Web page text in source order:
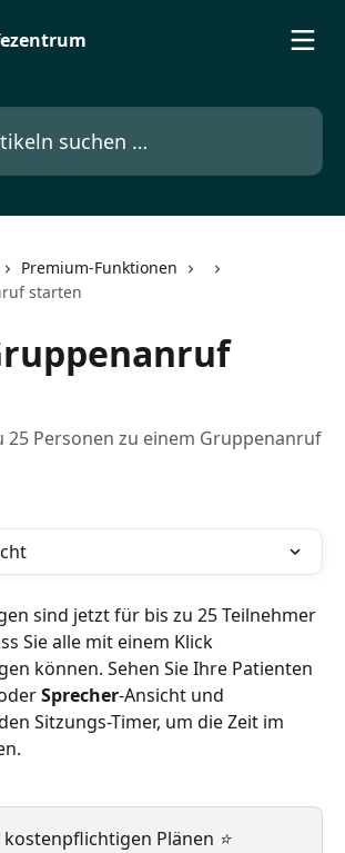
…
Premium-Funktionen
starten
25 Personen zu einem Gruppenanruf
sind jetzt für bis zu 25 Teilnehmer
Sie alle mit einem Klick
können. Sehen Sie Ihre Patienten
Sprecher-Ansicht und
Sitzungs-Timer, um die Zeit im
Plänen ⭐